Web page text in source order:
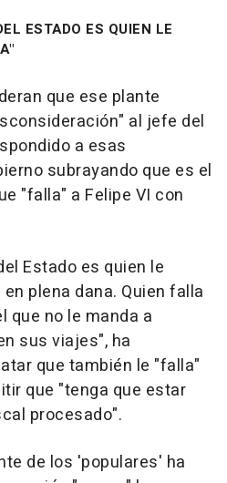
ESTADO ES QUIEN LE
que ese plante
al jefe del
a esas
subrayando que es el
"falla" a Felipe VI con
Estado es quien le
plena dana. Quien falla
que no le manda a
sus viajes", ha
que también le "falla"
que "tenga que estar
procesado".
de los 'populares' ha